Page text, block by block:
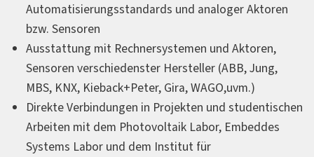
Automatisierungsstandards und analoger Aktoren
bzw. Sensoren
Ausstattung mit Rechnersystemen und Aktoren,
Sensoren verschiedenster Hersteller (ABB, Jung,
MBS, KNX, Kieback+Peter, Gira, WAGO,uvm.)
Direkte Verbindungen in Projekten und studentischen
Arbeiten mit dem Photovoltaik Labor, Embeddes
Systems Labor und dem Institut für